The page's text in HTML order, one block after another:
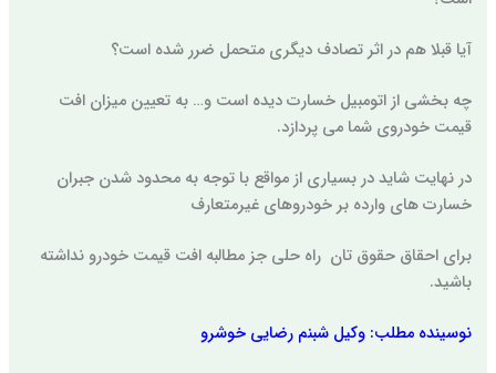
آیا قبلا هم در اثر تصادف دیگری متحمل ضرر شده است؟
چه بخشی از اتومبیل خسارت دیده است و… به تعیین میزان افت
قیمت خودروی شما می پردازد.
در نهایت شاید در بسیاری از مواقع با توجه به محدود شدن جبران
خسارت های وارده بر خودروهای غیرمتعارف
برای احقاق حقوق تان راه حلی جز مطالبه افت قیمت خودرو نداشته
باشید.
نوسینده مطلب: وکیل شبنم رضایی خوشرو